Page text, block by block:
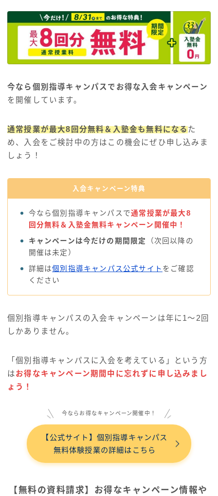
今なら個別指導キャンパスでお得な入会キャンペーン
を開催しています。
通常授業が最大8回分無料＆入塾金も無料になる た
め、入会をご検討中の方はこの機会にぜひ申し込みま
しょう！
入会キャンペーン特典
今なら個別指導キャンパスで通常授業が最大8
回分無料＆入塾金無料キャンペーン開催中！
キャンペーンは今だけの期間限定
（次回以降の
開催は未定）
詳細は個別指導キャンパス公式サイト をご確認
ください
個別指導キャンパスの入会キャンペーンは年に1〜2回
しかありません。
「個別指導キャンパスに入会を考えている」という方
はお得なキャンペーン期間中に忘れずに申し込みまし
ょう！
今ならお得なキャンペーン開催中！
【公式サイト】個別指導キャンパス
無料体験授業の詳細はこちら
【無料の資料請求】お得なキャンペーン情報や